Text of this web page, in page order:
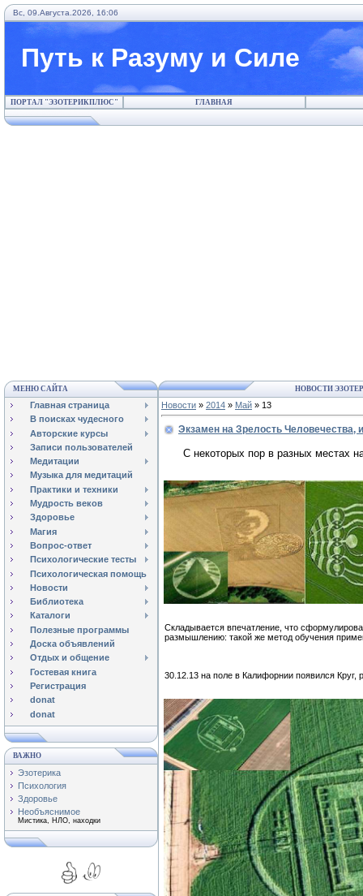
Вс, 09.Августа.2026, 16:06
Путь к Разуму и Силе
ПОРТАЛ "ЭЗОТЕРИКПЛЮС" ГЛАВНАЯ
МЕНЮ САЙТА
Главная страница
В поисках чудесного
Авторские курсы
Записи пользователей
Медитации
Музыка для медитаций
Практики и техники
Мудрость веков
Здоровье
Магия
Вопрос-ответ
Психологические тесты
Психологическая помощь
Новости
Библиотека
Каталоги
Полезные программы
Доска объявлений
Отдых и общение
Гостевая книга
Регистрация
donat
donat
ВАЖНО
Эзотерика
Психология
Здоровье
Необъяснимое
Мистика, НЛО, находки
НОВОСТИ
Новости » 2014 » Май » 13
Экзамен на Зрелость Человечества,
С некоторых пор в разных местах
Складывается впечатление, что
размышлению: такой же метод обучения
30.12.13 на поле в Калифорнии появился